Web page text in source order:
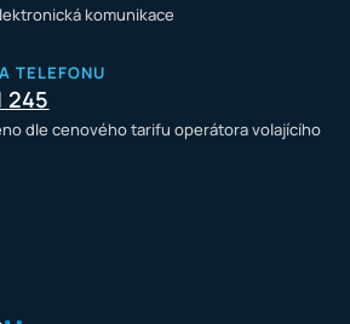
komunikace
TELEFONU
245
dle cenového tarifu operátora volajícího